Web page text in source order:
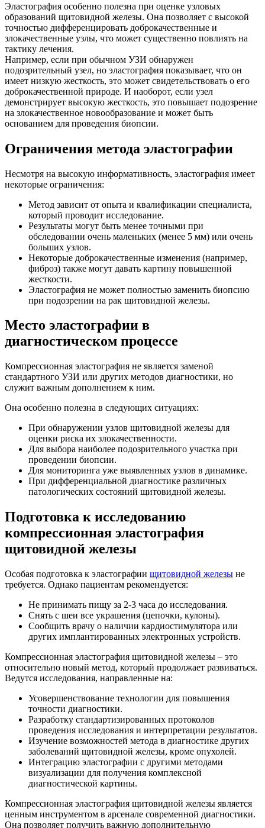
Эластография особенно полезна при оценке узловых
образований щитовидной железы. Она позволяет с высокой
точностью дифференцировать доброкачественные и
злокачественные узлы, что может существенно повлиять на
тактику лечения.
Например, если при обычном УЗИ обнаружен
подозрительный узел, но эластография показывает, что он
имеет низкую жесткость, это может свидетельствовать о его
доброкачественной природе. И наоборот, если узел
демонстрирует высокую жесткость, это повышает подозрение
на злокачественное новообразование и может быть
основанием для проведения биопсии.
Ограничения метода эластографии
Несмотря на высокую информативность, эластография имеет
некоторые ограничения:
Метод зависит от опыта и квалификации специалиста,
который проводит исследование.
Результаты могут быть менее точными при
обследовании очень маленьких (менее 5 мм) или очень
больших узлов.
Некоторые доброкачественные изменения (например,
фиброз) также могут давать картину повышенной
жесткости.
Эластография не может полностью заменить биопсию
при подозрении на рак щитовидной железы.
Место эластографии в
диагностическом процессе
Компрессионная эластография не является заменой
стандартного УЗИ или других методов диагностики, но
служит важным дополнением к ним.
Она особенно полезна в следующих ситуациях:
При обнаружении узлов щитовидной железы для
оценки риска их злокачественности.
Для выбора наиболее подозрительного участка при
проведении биопсии.
Для мониторинга уже выявленных узлов в динамике.
При дифференциальной диагностике различных
патологических состояний щитовидной железы.
Подготовка к исследованию
компрессионная эластография
щитовидной железы
Особая подготовка к эластографии щитовидной железы не
требуется. Однако пациентам рекомендуется:
Не принимать пищу за 2-3 часа до исследования.
Снять с шеи все украшения (цепочки, кулоны).
Сообщить врачу о наличии кардиостимулятора или
других имплантированных электронных устройств.
Компрессионная эластография щитовидной железы – это
относительно новый метод, который продолжает развиваться.
Ведутся исследования, направленные на:
Усовершенствование технологии для повышения
точности диагностики.
Разработку стандартизированных протоколов
проведения исследования и интерпретации результатов.
Изучение возможностей метода в диагностике других
заболеваний щитовидной железы, кроме опухолей.
Интеграцию эластографии с другими методами
визуализации для получения комплексной
диагностической картины.
Компрессионная эластография щитовидной железы является
ценным инструментом в арсенале современной диагностики.
Она позволяет получить важную дополнительную